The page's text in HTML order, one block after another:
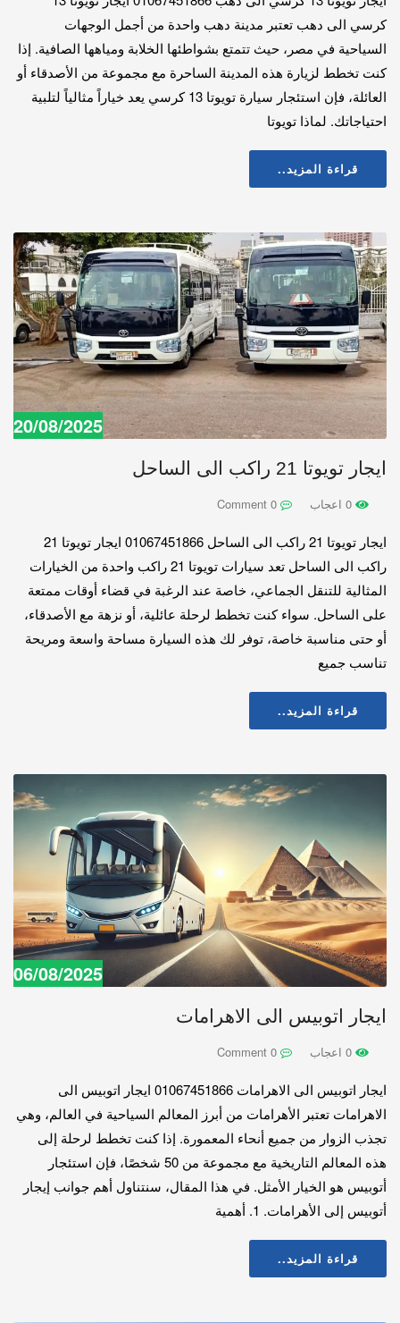
كرسي الى دهب تعتبر مدينة دهب واحدة من أجمل الوجهات
السياحية في مصر، حيث تتمتع بشواطئها الخلابة ومياهها الصافية. إذا
كنت تخطط لزيارة هذه المدينة الساحرة مع مجموعة من الأصدقاء أو
العائلة، فإن استئجار سيارة تويوتا 13 كرسي يعد خياراً مثالياً لتلبية
احتياجاتك. لماذا تويوتا
قراءة المزيد..
20/08/2025
ايجار تويوتا 21 راكب الى الساحل
ايجار تويوتا 21 راكب الى الساحل 01067451866 ايجار تويوتا 21
راكب الى الساحل تعد سيارات تويوتا 21 راكب واحدة من الخيارات
المثالية للتنقل الجماعي، خاصة عند الرغبة في قضاء أوقات ممتعة
على الساحل. سواء كنت تخطط لرحلة عائلية، أو نزهة مع الأصدقاء،
أو حتى مناسبة خاصة، توفر لك هذه السيارة مساحة واسعة ومريحة
تناسب جميع
قراءة المزيد..
06/08/2025
ايجار اتوبيس الى الاهرامات
ايجار اتوبيس الى الاهرامات 01067451866 ايجار اتوبيس الى
الاهرامات تعتبر الأهرامات من أبرز المعالم السياحية في العالم، وهي
تجذب الزوار من جميع أنحاء المعمورة. إذا كنت تخطط لرحلة إلى
هذه المعالم التاريخية مع مجموعة من 50 شخصًا، فإن استئجار
أتوبيس هو الخيار الأمثل. في هذا المقال، سنتناول أهم جوانب إيجار
أتوبيس إلى الأهرامات. 1. أهمية
قراءة المزيد..